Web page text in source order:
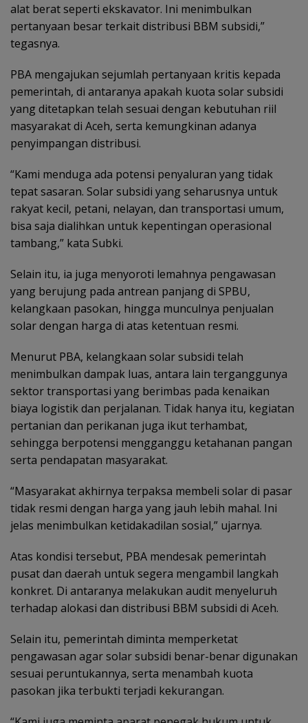
alat berat seperti ekskavator. Ini menimbulkan
pertanyaan besar terkait distribusi BBM subsidi,”
tegasnya.
PBA mengajukan sejumlah pertanyaan kritis kepada
pemerintah, di antaranya apakah kuota solar subsidi
yang ditetapkan telah sesuai dengan kebutuhan riil
masyarakat di Aceh, serta kemungkinan adanya
penyimpangan distribusi.
“Kami menduga ada potensi penyaluran yang tidak
tepat sasaran. Solar subsidi yang seharusnya untuk
rakyat kecil, petani, nelayan, dan transportasi umum,
bisa saja dialihkan untuk kepentingan operasional
tambang,” kata Subki.
Selain itu, ia juga menyoroti lemahnya pengawasan
yang berujung pada antrean panjang di SPBU,
kelangkaan pasokan, hingga munculnya penjualan
solar dengan harga di atas ketentuan resmi.
Menurut PBA, kelangkaan solar subsidi telah
menimbulkan dampak luas, antara lain terganggunya
sektor transportasi yang berimbas pada kenaikan
biaya logistik dan perjalanan. Tidak hanya itu, kegiatan
pertanian dan perikanan juga ikut terhambat,
sehingga berpotensi mengganggu ketahanan pangan
serta pendapatan masyarakat.
“Masyarakat akhirnya terpaksa membeli solar di pasar
tidak resmi dengan harga yang jauh lebih mahal. Ini
jelas menimbulkan ketidakadilan sosial,” ujarnya.
Atas kondisi tersebut, PBA mendesak pemerintah
pusat dan daerah untuk segera mengambil langkah
konkret. Di antaranya melakukan audit menyeluruh
terhadap alokasi dan distribusi BBM subsidi di Aceh.
Selain itu, pemerintah diminta memperketat
pengawasan agar solar subsidi benar-benar digunakan
sesuai peruntukannya, serta menambah kuota
pasokan jika terbukti terjadi kekurangan.